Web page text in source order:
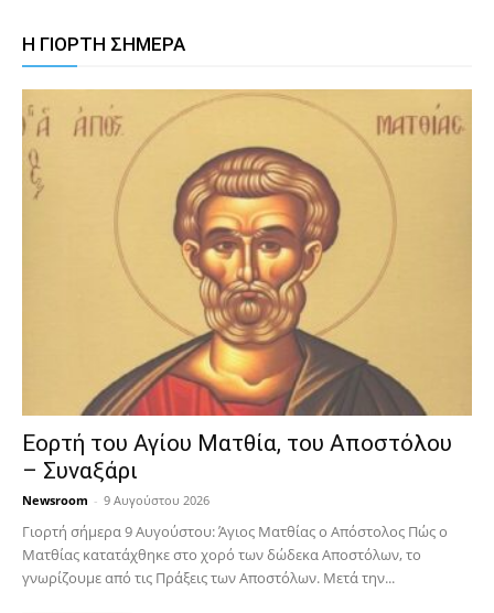
Η ΓΙΟΡΤΗ ΣΗΜΕΡΑ
Εορτή του Αγίου Ματθία, του Αποστόλου
– Συναξάρι
Newsroom - 9 Αυγούστου 2026
Γιορτή σήμερα 9 Αυγούστου: Άγιος Ματθίας ο Απόστολος Πώς ο
Ματθίας κατατάχθηκε στο χορό των δώδεκα Αποστόλων, το
γνωρίζουμε από τις Πράξεις των Αποστόλων. Μετά την...